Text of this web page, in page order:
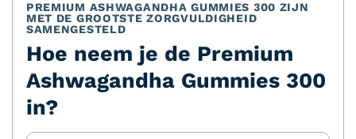
PREMIUM ASHWAGANDHA GUMMIES 300 ZIJN
MET DE GROOTSTE ZORGVULDIGHEID
SAMENGESTELD
Hoe neem je de Premium
Ashwagandha Gummies 300
in?